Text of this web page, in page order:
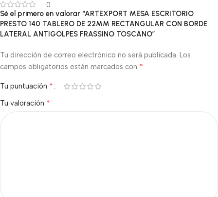
0
Sé el primero en valorar “ARTEXPORT MESA ESCRITORIO
PRESTO 140 TABLERO DE 22MM RECTANGULAR CON BORDE
LATERAL ANTIGOLPES FRASSINO TOSCANO”
Tu dirección de correo electrónico no será publicada. Los
campos obligatorios están marcados con *
Tu puntuación *
Tu valoración *